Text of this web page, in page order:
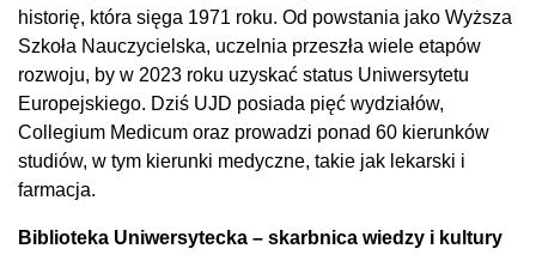
historię, która sięga 1971 roku. Od powstania jako Wyższa
Szkoła Nauczycielska, uczelnia przeszła wiele etapów
rozwoju, by w 2023 roku uzyskać status Uniwersytetu
Europejskiego. Dziś UJD posiada pięć wydziałów,
Collegium Medicum oraz prowadzi ponad 60 kierunków
studiów, w tym kierunki medyczne, takie jak lekarski i
farmacja.
Biblioteka Uniwersytecka – skarbnica wiedzy i kultury